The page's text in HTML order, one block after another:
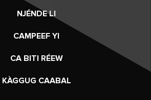
NJÉNDE LI
CAMPEEF YI
CA BITI RÉEW
KÀGGUG CAABAL